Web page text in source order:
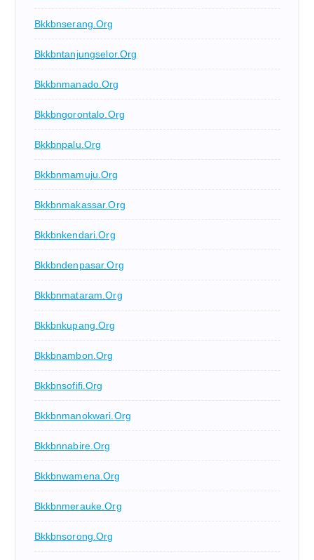
Bkkbnserang.org
Bkkbntanjungselor.org
Bkkbnmanado.org
Bkkbngorontalo.org
Bkkbnpalu.org
Bkkbnmamuju.org
Bkkbnmakassar.org
Bkkbnkendari.org
Bkkbndenpasar.org
Bkkbnmataram.org
Bkkbnkupang.org
Bkkbnambon.org
Bkkbnsofifi.org
Bkkbnmanokwari.org
Bkkbnnabire.org
Bkkbnwamena.org
Bkkbnmerauke.org
Bkkbnsorong.org